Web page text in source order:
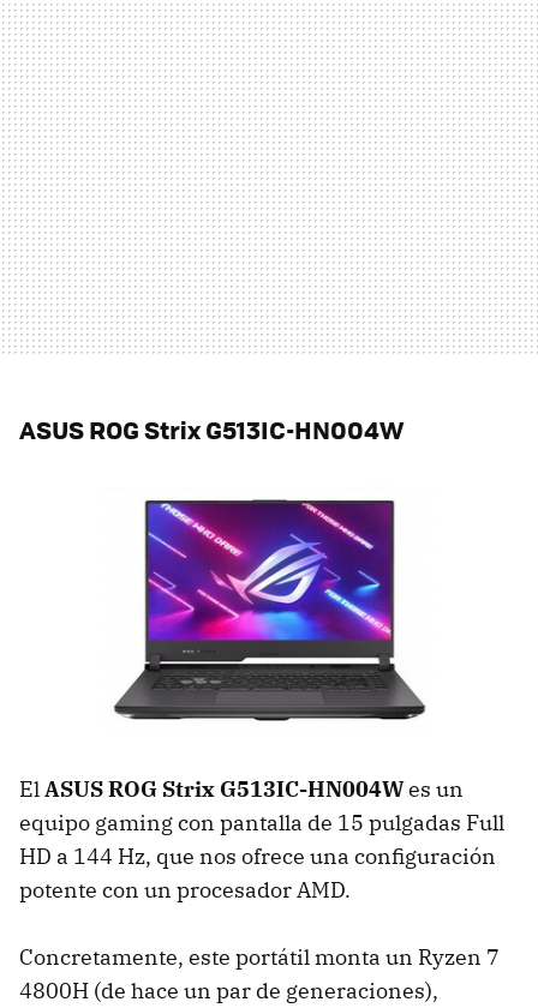
ASUS ROG Strix G513IC-HN004W
ElASUS ROG Strix G513IC-HN004Wes un
equipo gaming con pantalla de 15 pulgadas Full
HD a 144 Hz, que nos ofrece una configuración
potente con un procesador AMD.
Concretamente, este portátil monta un Ryzen 7
4800H (de hace un par de generaciones),